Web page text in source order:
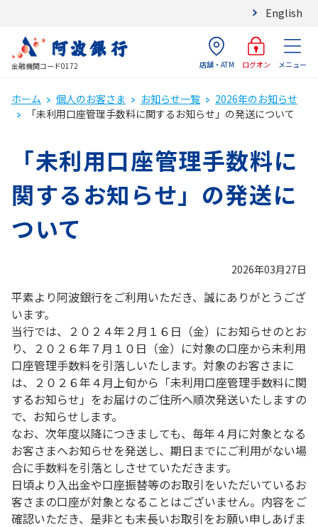
English
金融機関コード0172 店舗・ATM ログオン メニュー
ホーム 個人のお客さま お知らせ一覧
2026年のお知らせ
「未利用口座管理手数料に関するお知らせ」の発送について
「未利用口座管理手数料に
関するお知らせ」の発送に
ついて
2026年03月27日
平素より阿波銀行をご利用いただき、誠にありがとうござ
います。
当行では、２０２４年２月１６日（金）にお知らせのとお
り、２０２６年７月１０日（金）に対象の口座から未利用
口座管理手数料を引落しいたします。対象のお客さまに
は、２０２６年４月上旬から「未利用口座管理手数料に関
するお知らせ」をお届けのご住所へ順次発送いたしますの
で、お知らせします。
なお、次年度以降につきましても、毎年４月に対象となる
お客さまへお知らせを発送し、期日までにご利用がない場
合に手数料を引落としさせていただきます。
日頃より入出金や口座振替等のお取引をいただいているお
客さまの口座が対象となることはございません。内容をご
確認いただき、是非とも末長いお取引をお願い申しあげま